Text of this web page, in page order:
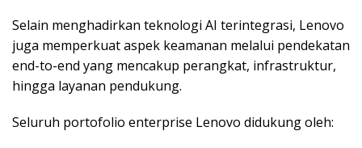
Selain menghadirkan teknologi AI terintegrasi, Lenovo
juga memperkuat aspek keamanan melalui pendekatan
end-to-end yang mencakup perangkat, infrastruktur,
hingga layanan pendukung.
Seluruh portofolio enterprise Lenovo didukung oleh: